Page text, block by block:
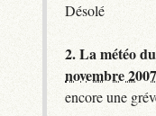
Désolé
2.La météo
novembre
encore une